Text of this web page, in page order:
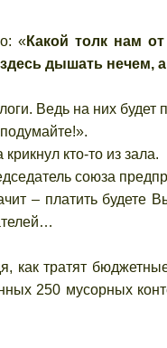
«Какой толк нам
дышать нечем,
Ведь на них будет
кто-то из зала.
союза
– платить
тратят
250 мусорных